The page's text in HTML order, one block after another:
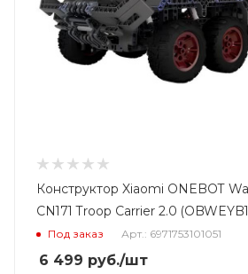
Конструктор Xiaomi ONEBOT
CN171 Troop Carrier 2.0
Под заказ Арт.: 6971753101051
6 499 руб./шт